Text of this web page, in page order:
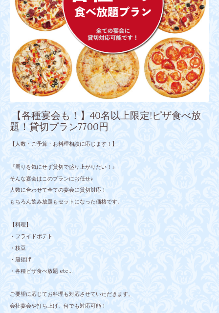
【各種宴会も！】40名以上限定!ピザ食べ放
題！貸切プラン7700円
【人数・ご予算・お料理相談に応じます！】
『周りを気にせず貸切で盛り上がりたい！』
そんな宴会はこのプランにお任せ♪
人数に合わせて全ての宴会に貸切対応！
もちろん飲み放題もセットになった価格です。
【料理】
・フライドポテト
・枝豆
・唐揚げ
・各種ピザ食べ放題 etc...
ご要望に応じてお料理も対応させていただきます。
会社宴会や打ち上げ、何でも対応可能！